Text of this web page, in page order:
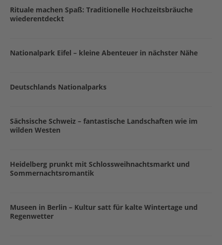
Rituale machen Spaß: Traditionelle Hochzeitsbräuche
wiederentdeckt
Nationalpark Eifel – kleine Abenteuer in nächster Nähe
Deutschlands Nationalparks
Sächsische Schweiz – fantastische Landschaften wie im
wilden Westen
Heidelberg prunkt mit Schlossweihnachtsmarkt und
Sommernachtsromantik
Museen in Berlin – Kultur satt für kalte Wintertage und
Regenwetter